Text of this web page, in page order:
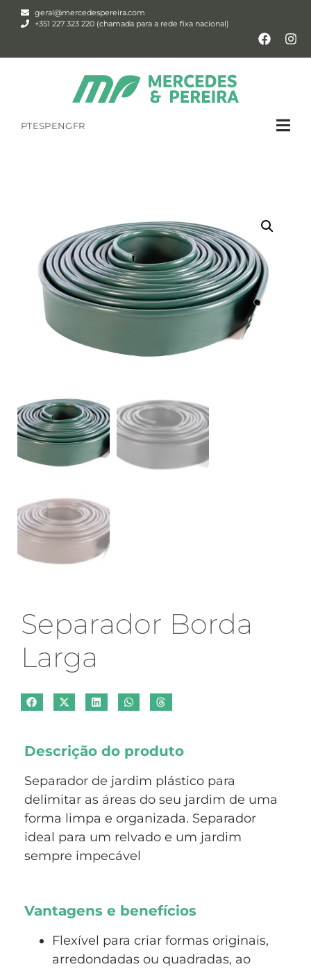
geral@mercedespereira.com
+351 227 323 220 (chamada para a rede fixa nacional)
PTESPENGFR
Separador Borda
Larga
Descrição do produto
Separador de jardim plástico para
delimitar as áreas do seu jardim de uma
forma limpa e organizada. Separador
ideal para um relvado e um jardim
sempre impecável
Vantagens e benefícios
Flexível para criar formas originais,
arredondadas ou quadradas, ao